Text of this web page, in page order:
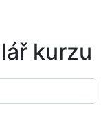
kurzu